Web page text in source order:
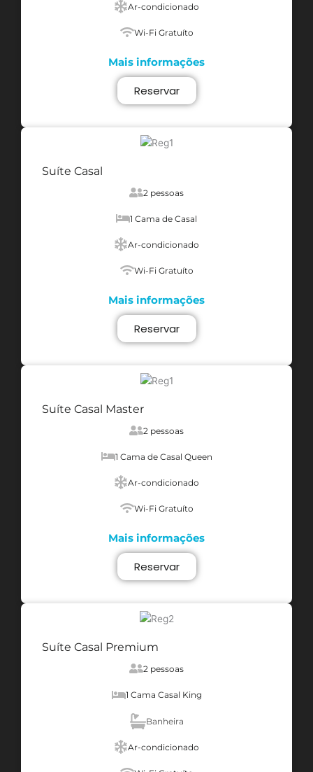
Ar-condicionado
Wi-Fi Gratuíto
Mais informações
Reservar
Suíte Casal
2 pessoas
1 Cama de Casal
Ar-condicionado
Wi-Fi Gratuíto
Mais informações
Reservar
Suíte Casal Master
2 pessoas
1 Cama de Casal Queen
Ar-condicionado
Wi-Fi Gratuíto
Mais informações
Reservar
Suíte Casal Premium
2 pessoas
1 Cama Casal King
Banheira
Ar-condicionado